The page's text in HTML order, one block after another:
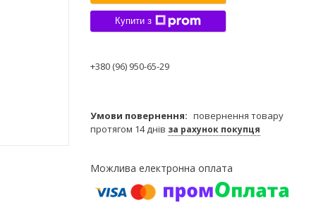
Купити з
+380 (96) 950-65-29
повернення товару
протягом 14 днів за рахунок покупця